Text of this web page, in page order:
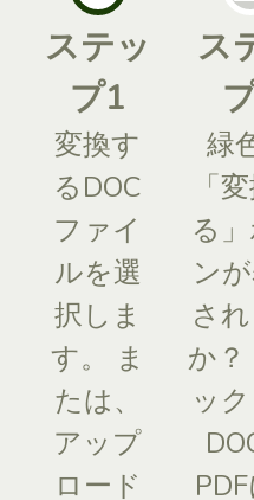
ステッ
プ1
変換す
るDOC
ファイ
ルを選
択しま
す。 ま
たは、
アップ
ロード
ス
緑
「
る
ン
さ
か？
ッ